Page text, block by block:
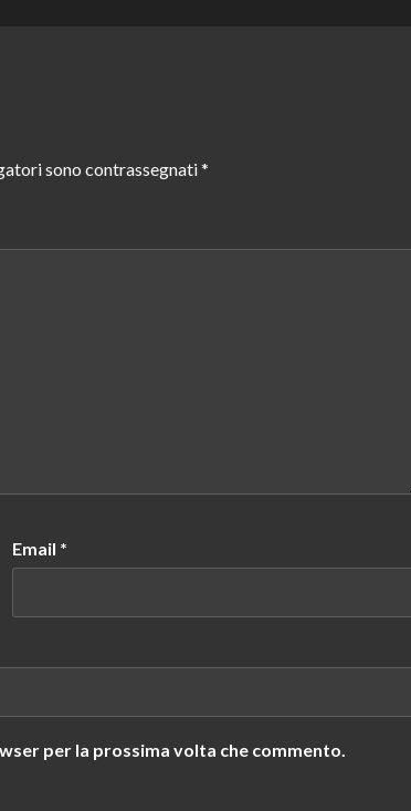
sono contrassegnati*
Email *
per la prossima volta che commento.